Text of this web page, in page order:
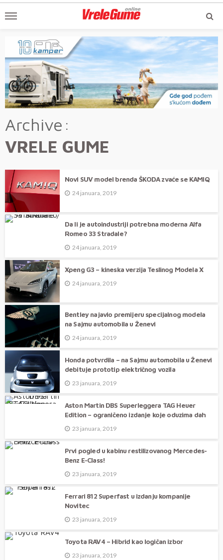
Archive
VRELE GUME
Novi SUV model brenda ŠKODA zvaće se KAMIQ
24 januara, 2019
Da li je autoindustriji potrebna moderna Alfa
Romeo 33 Stradale?
24 januara, 2019
Xpeng G3 – kineska verzija Teslinog Modela X
24 januara, 2019
Bentley najavio premijeru specijalnog modela
na Sajmu automobila u Ženevi
24 januara, 2019
Honda potvrdila – na Sajmu automobila u Ženevi
debituje prototip električnog vozila
23 januara, 2019
Aston Martin DBS Superleggera TAG Heuer
Edition – ograničeno izdanje koje oduzima dah
23 januara, 2019
Prvi pogled u kabinu restilizovanog Mercedes-
Benz E-Class!
23 januara, 2019
Ferrari 812 Superfast u izdanju kompanije
Novitec
23 januara, 2019
Toyota RAV4 – Hibrid kao logičan izbor
23 januara, 2019